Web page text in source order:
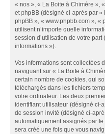
« nos », « La Boite à Chimère »,
et phpBB (désigné ci-après par «
phpBB », « www.phpbb.com », «
utilisent n’importe quelle
session d’utilisation de votre
informations »).
Vos informations sont collectées
naviguant sur « La Boite à
certain nombre de cookies, qui
téléchargés dans les fichiers
votre ordinateur. Les deux
identifiant utilisateur (désigné ci-
de session invité (désigné ci-
automatiquement assignés par
sera créé une fois que vous